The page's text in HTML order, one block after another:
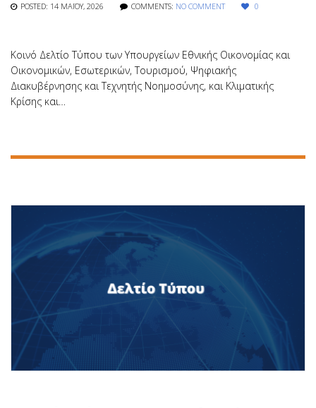
POSTED: 14 ΜΑΪ́ΟΥ, 2026 COMMENTS: NO COMMENT 0
Κοινό Δελτίο Τύπου των Υπουργείων Εθνικής Οικονομίας και
Οικονομικών, Εσωτερικών, Τουρισμού, Ψηφιακής
Διακυβέρνησης και Τεχνητής Νοημοσύνης, και Κλιματικής
Κρίσης και…